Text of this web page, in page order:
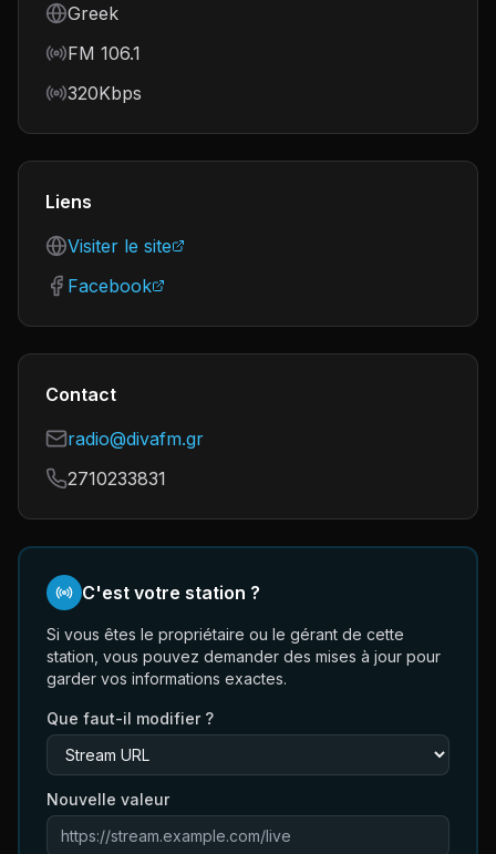
Language
Greek
Frequency
FM 106.1
Bitrate
320Kbps
Liens
Visiter le site
Facebook
Contact
radio@divafm.gr
2710233831
C'est votre station ?
Si vous êtes le propriétaire ou le gérant de cette
station, vous pouvez demander des mises à jour pour
garder vos informations exactes.
Que faut-il modifier ?
Nouvelle valeur